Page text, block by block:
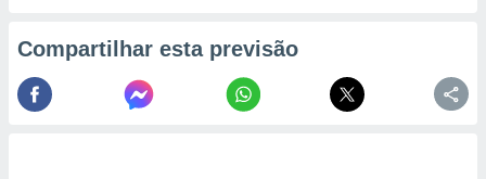
Compartilhar esta previsão